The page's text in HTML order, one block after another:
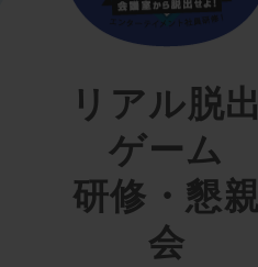
リアル脱
ゲーム
研修・懇
会